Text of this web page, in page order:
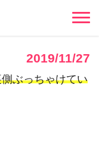
2019/11/27
ぶっちゃけてい